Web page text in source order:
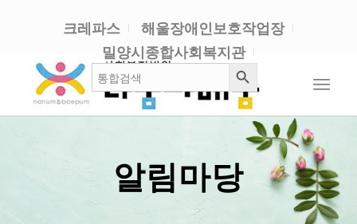
크레파스
해울장애인보호작업장
밀양시종합사회복지관
검 검색 버튼
알림마당